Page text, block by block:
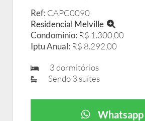
Ref: CAPC0090
Residencial Melville
Condomínio: R$ 1.300,00
Iptu Anual: R$ 8.292,00
3 dormitórios
Sendo 3 suítes
Whatsapp